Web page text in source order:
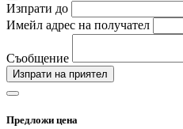
Изпрати до
Имейл адрес на получател
Съобщение
Изпрати на приятел
Предложи цена